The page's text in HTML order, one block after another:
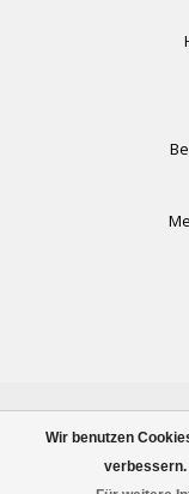
Wir benutzen
verbessern.